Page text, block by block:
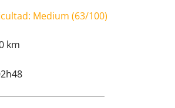
Medium (63/100)
km